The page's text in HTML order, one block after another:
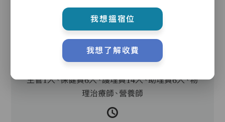
護理服務
主管1人、保健員6人、護理員14人、助理員6人、物
理治療師、營養師
我想搵宿位
我想了解收費